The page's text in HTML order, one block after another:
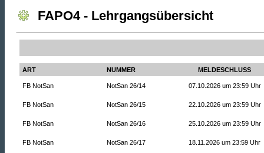
FAPO4 - Lehrgangsübersicht
ART NUMMER MELDESCHLUSS
FB NotSan NotSan 26/14 07.10.2026 um 23:59 Uhr
FB NotSan NotSan 26/15 22.10.2026 um 23:59 Uhr
FB NotSan NotSan 26/16 25.10.2026 um 23:59 Uhr
FB NotSan NotSan 26/17 18.11.2026 um 23:59 Uhr